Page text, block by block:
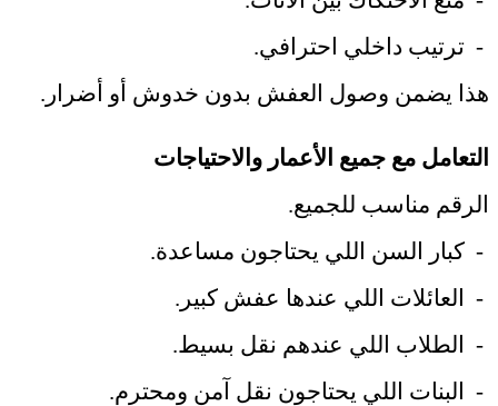
- ترتيب داخلي احترافي.
هذا يضمن وصول العفش بدون خدوش أو أضرار .
التعامل مع جميع الأعمار والاحتياجات
الرقم مناسب للجميع.
- كبار السن اللي يحتاجون مساعدة.
-
العائلات اللي عندها عفش كبير .
-
الطلاب اللي عندهم نقل بسيط.
-
البنات اللي يحتاجون نقل آمن ومحترم.